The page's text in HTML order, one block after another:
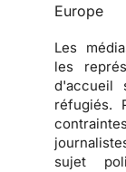
Europe
Les
les
d'accueil
réfugiés.
sujet